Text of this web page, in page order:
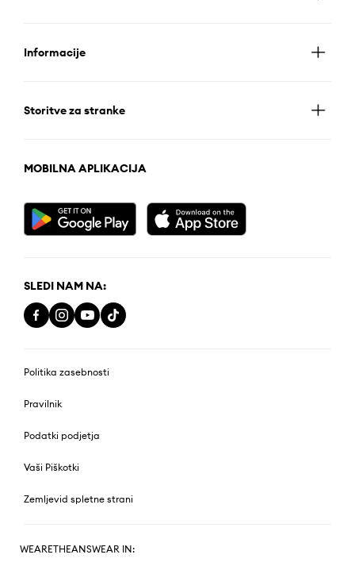
Informacije
Storitve za stranke
MOBILNA APLIKACIJA
SLEDI NAM NA:
Politika zasebnosti
Pravilnik
Podatki podjetja
Vaši Piškotki
Zemljevid spletne strani
WEARETHEANSWEAR IN: